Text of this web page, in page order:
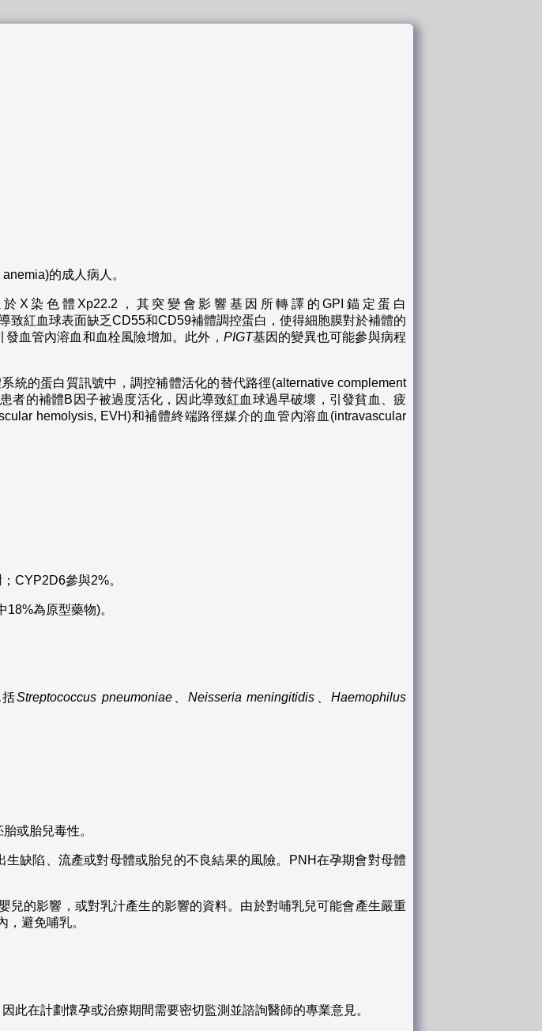
的成人病人。
於X染色體Xp22.2，其突變會影響基因所轉譯的GPI錨定蛋白
致紅血球表面缺乏CD55和CD59補體調控蛋白，使得細胞膜對於補體的
血管內溶血和血栓風險增加。此外， PIGT基因的變異也可能參與病程
統的蛋白質訊號中，調控補體活化的替代路徑(alternative complement
者的補體B因子被過度活化，因此導致紅血球過早破壞，引發貧血、疲
hemolysis, EVH)和補體終端路徑媒介的血管內溶血(intravascular
CYP2D6參與2%。
為原型藥物)。
括Streptococcus pneumoniae、Neisseria meningitidis 、Haemophilus
或胎兒毒性。
缺陷、流產或對母體或胎兒的不良結果的風險。PNH在孕期會對母體
兒的影響，或對乳汁產生的影響的資料。由於對哺乳兒可能會產生嚴重
避免哺乳。
此在計劃懷孕或治療期間需要密切監測並諮詢醫師的專業意見。